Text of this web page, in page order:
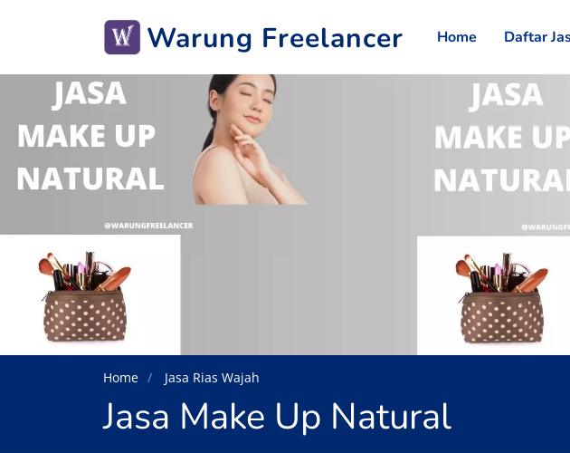
Warung Freelancer Home Daftar
Home Jasa Rias Wajah
Jasa Make Up Natural